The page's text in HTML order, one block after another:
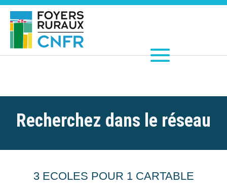
Recherchez dans le réseau
3 ECOLES POUR 1 CARTABLE